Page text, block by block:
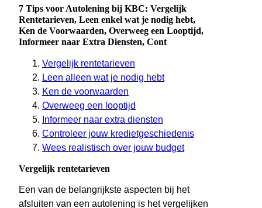
7 Tips voor Autolening bij KBC: Vergelijk
Rentetarieven, Leen enkel wat je nodig hebt,
Ken de Voorwaarden, Overweeg een Looptijd,
Informeer naar Extra Diensten, Cont
Vergelijk rentetarieven
Leen alleen wat je nodig hebt
Ken de voorwaarden
Overweeg een looptijd
Informeer naar extra diensten
Controleer jouw kredietgeschiedenis
Wees realistisch over jouw budget
Vergelijk rentetarieven
Een van de belangrijkste aspecten bij het
afsluiten van een autolening is het vergelijken